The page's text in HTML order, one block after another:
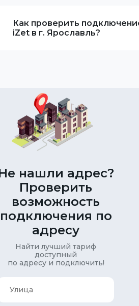
Как проверить
iZet в г. Ярославль?
нашли адрес?
Проверить
возможность
подключения по
адресу
Найти лучший тариф
доступный
по адресу и подключить!